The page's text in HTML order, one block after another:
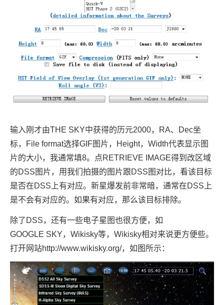
输入刚才由THE SKY中获得的历元2000，RA、Dec坐
标，File format选择GIF图片，Height，Width代表显示图
片的大小，我通常填8。点RETRIEVE IMAGE得到改区域
的DSS图片，用我们拍摄的图片跟DSS图对比，看该目标
是否在DSS上有对应。新星爆发前非常暗，通常在DSS上
是不会有对应的。如果有对应，那么该目标排除。
除了DSS，还有一些电子星图也很方便，如
GOOGLE SKY，Wikisky等，Wikisky相对来说更方便些。
打开网站http://www.wikisky.org/，如图所示：